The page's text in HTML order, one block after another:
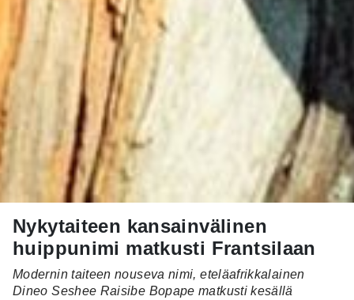
Nykytaiteen kansainvälinen
huippunimi matkusti Frantsilaan
Modernin taiteen nouseva nimi, eteläafrikkalainen
Dineo Seshee Raisibe Bopape matkusti kesällä